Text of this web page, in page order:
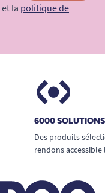
et la politique de
6000
Des produits
rendons